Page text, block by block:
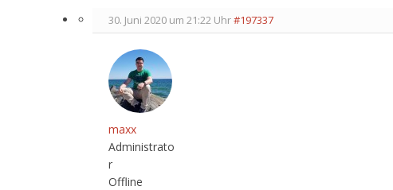
30. Juni 2020 um 21:22 Uhr#197337
maxx
Administrato
r
Offline